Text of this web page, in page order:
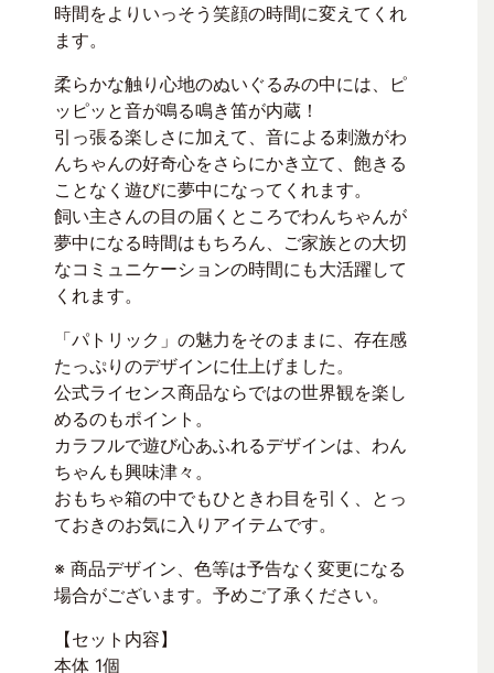
時間をよりいっそう笑顔の時間に変えてくれ
ます。
柔らかな触り心地のぬいぐるみの中には、ピ
ッピッと音が鳴る鳴き笛が内蔵！
引っ張る楽しさに加えて、音による刺激がわ
んちゃんの好奇心をさらにかき立て、飽きる
ことなく遊びに夢中になってくれます。
飼い主さんの目の届くところでわんちゃんが
夢中になる時間はもちろん、ご家族との大切
なコミュニケーションの時間にも大活躍して
くれます。
「パトリック」の魅力をそのままに、存在感
たっぷりのデザインに仕上げました。
公式ライセンス商品ならではの世界観を楽し
めるのもポイント。
カラフルで遊び心あふれるデザインは、わん
ちゃんも興味津々。
おもちゃ箱の中でもひときわ目を引く、とっ
ておきのお気に入りアイテムです。
※ 商品デザイン、色等は予告なく変更になる
場合がございます。予めご了承ください。
【セット内容】
本体 1個